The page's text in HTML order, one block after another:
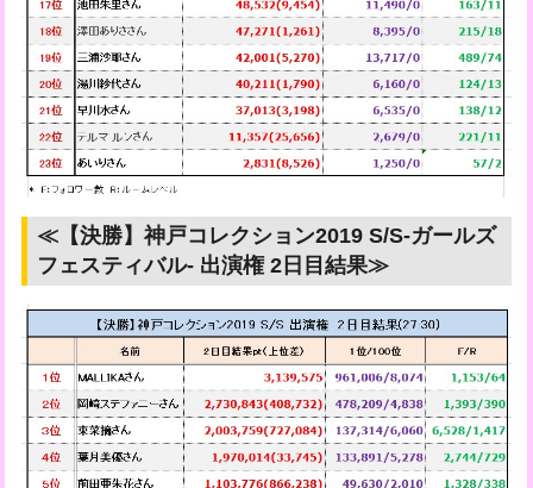
≪【決勝】神戸コレクション2019 S/S-ガールズ
フェスティバル- 出演権 2日目結果≫